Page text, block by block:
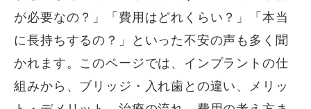
が必要なの？」「費用はどれくらい？」「本当
に長持ちするの？」といった不安の声も多く聞
かれます。このページでは、インプラントの仕
組みから、ブリッジ・入れ歯との違い、メリッ